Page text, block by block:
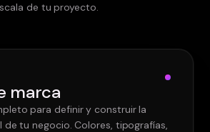
de tu proyecto.
marca
para definir y construir la
de tu negocio. Colores, tipografías,